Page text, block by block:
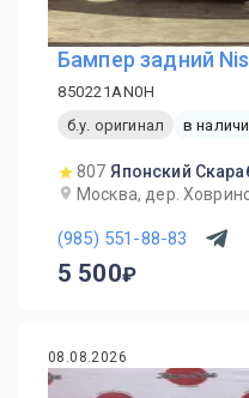
Бампер задний
850221AN0H
б.у. оригинал
в
807 Японский
Москва, дер.
(985) 551-88-83
5 500
08.08.2026